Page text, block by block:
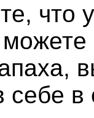
что
себе